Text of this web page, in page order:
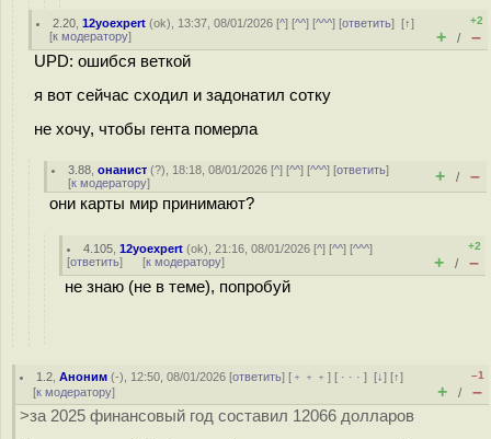
2.20 ,12yoexpert (ok), 13:37, 08/01/2026 [^] [^^] [^^^] [ответить][↑]
[к модератору]
+2
+ / –
UPD: ошибся веткой
я вот сейчас сходил и задонатил сотку
не хочу, чтобы гента померла
3.88 ,онанист (?), 18:18, 08/01/2026 [^] [^^] [^^^] [ответить]
[к модератору] + / –
они карты мир принимают?
4.105 ,12yoexpert (ok), 21:16, 08/01/2026 [^] [^^] [^^^]
[ответить] [к модератору]
+2
+ / –
не знаю (не в теме), попробуй
1.2 ,Аноним (-), 12:50, 08/01/2026 [ответить] [ ﹢﹢﹢] [ · · ·][↓] [↑]
[к модератору]
–1
+ / –
>за 2025 финансовый год составил 12066 долларов